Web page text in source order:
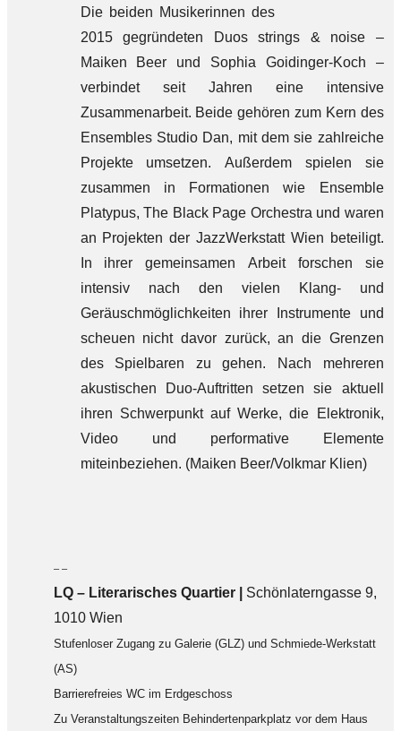
Die beiden Musikerinnen des
2015 gegründeten Duos strings & noise –
Maiken Beer und Sophia Goidinger-Koch –
verbindet seit Jahren eine intensive
Zusammenarbeit. Beide gehören zum Kern des
Ensembles Studio Dan, mit dem sie zahlreiche
Projekte umsetzen. Außerdem spielen sie
zusammen in Formationen wie Ensemble
Platypus, The Black Page Orchestra und waren
an Projekten der JazzWerkstatt Wien beteiligt.
In ihrer gemeinsamen Arbeit forschen sie
intensiv nach den vielen Klang- und
Geräuschmöglichkeiten ihrer Instrumente und
scheuen nicht davor zurück, an die Grenzen
des Spielbaren zu gehen. Nach mehreren
akustischen Duo-Auftritten setzen sie aktuell
ihren Schwerpunkt auf Werke, die Elektronik,
Video und performative Elemente
miteinbeziehen. (Maiken Beer/Volkmar Klien)
– –
LQ –Literarisches Quartier | Schönlaterngasse 9,
1010 Wien
Stufenloser Zugang zu Galerie (GLZ) und Schmiede-Werkstatt
(AS)
Barrierefreies WC im Erdgeschoss
Zu Veranstaltungszeiten Behindertenparkplatz vor dem Haus